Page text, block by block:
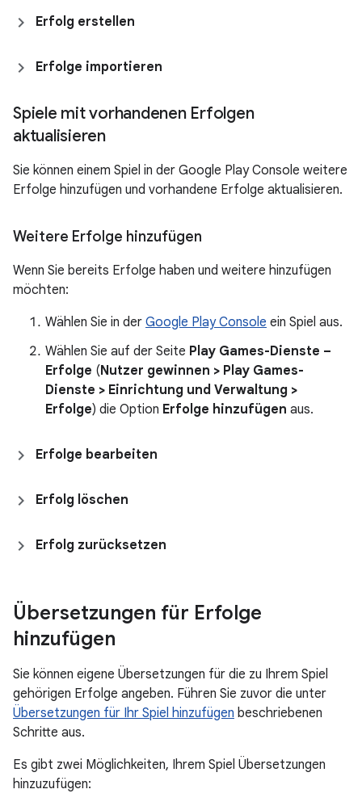
Erfolg erstellen
Erfolge importieren
Spiele mit vorhandenen Erfolgen
aktualisieren
Sie können einem Spiel in der Google Play Console weitere
Erfolge hinzufügen und vorhandene Erfolge aktualisieren.
Weitere Erfolge hinzufügen
Wenn Sie bereits Erfolge haben und weitere hinzufügen
möchten:
Wählen Sie in der Google Play Console ein Spiel aus.
Wählen Sie auf der Seite Play Games-Dienste –
Erfolge (Nutzer gewinnen > Play Games-
Dienste > Einrichtung und Verwaltung >
Erfolge) die Option Erfolge hinzufügen aus.
Erfolge bearbeiten
Erfolg löschen
Erfolg zurücksetzen
Übersetzungen für Erfolge
hinzufügen
Sie können eigene Übersetzungen für die zu Ihrem Spiel
gehörigen Erfolge angeben. Führen Sie zuvor die unter
Übersetzungen für Ihr Spiel hinzufügen beschriebenen
Schritte aus.
Es gibt zwei Möglichkeiten, Ihrem Spiel Übersetzungen
hinzuzufügen: